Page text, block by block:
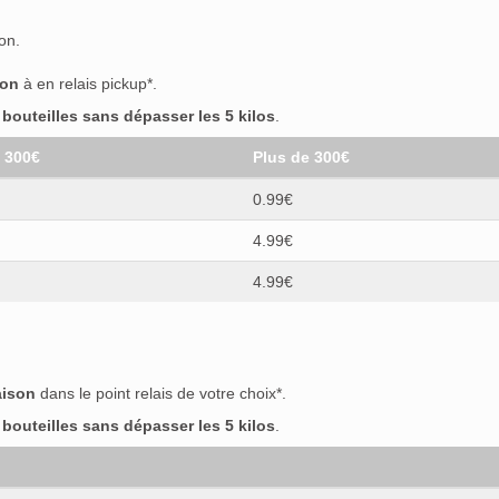
à en relais pickup*.
sans dépasser les 5 kilos
Plus de 300€
0.99€
4.99€
4.99€
dans le point relais de votre choix*.
sans dépasser les 5 kilos